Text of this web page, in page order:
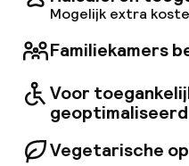
bijpassende
goed uitgeruste
gasten. Er is ook een
aanwezig om te
elk evenement.
Mogelijk extra
Familiekamers
Voor
Vegetarische